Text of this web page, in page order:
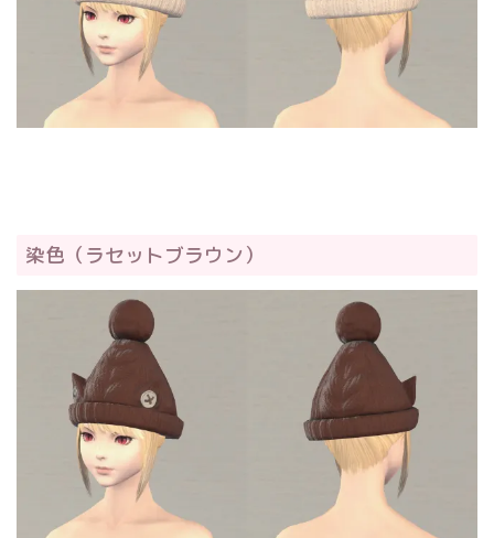
染色（ラセットブラウン）